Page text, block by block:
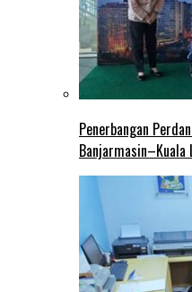
Penerbangan
Banjarmasin–Kuala